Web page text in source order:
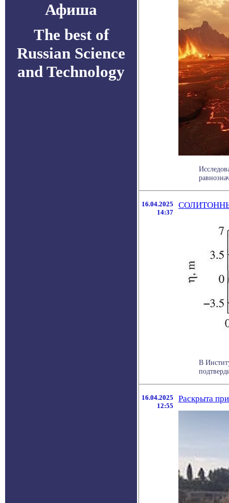
Афиша
The best of
Russian Science
and Technology
16.04.2025
14:37
В
16.04.2025
12:55
Раскрыта